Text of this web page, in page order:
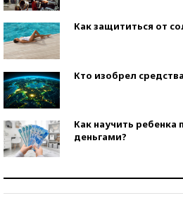
Как защититься от
Кто изобрел
Как научить ребенка
деньгами?